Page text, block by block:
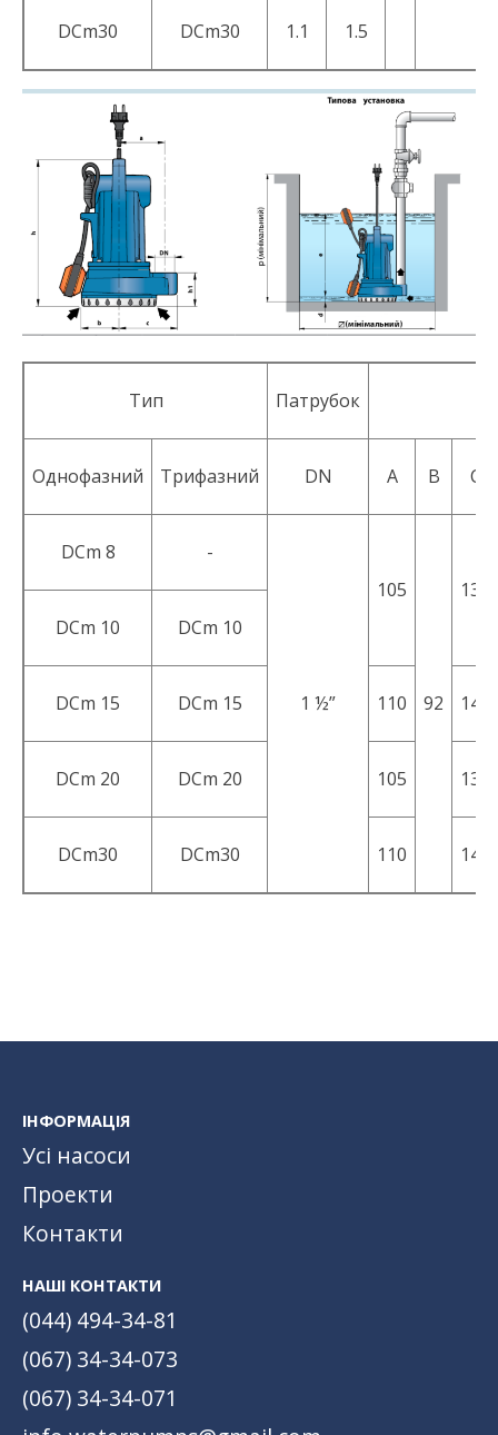
DCm30 DCm30 1.1 1.5
Тип Патрубок
Однофазний Трифазний DN A B C
DСm 8 -
1 ½”
105
92
136
DCm 10
DCm 10
DCm 15 DCm 15 110 140
DCm 20 DCm 20 105 136
DCm30 DCm30 110 140
ІНФОРМАЦІЯ
Усі насоси
Проекти
Контакти
НАШІ КОНТАКТИ
(044) 494-34-81
(067) 34-34-073
(067) 34-34-071